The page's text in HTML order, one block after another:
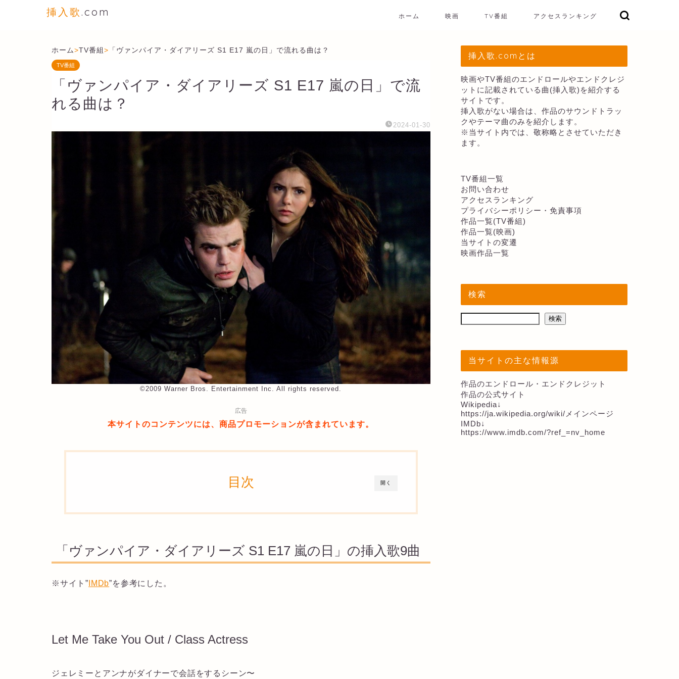
挿入歌.com ホーム 映画 TV番組 アクセスランキング
ホーム>TV番組> 「ヴァンパイア・ダイアリーズ S1 E17 嵐の日」で流れる曲は？
TV番組
「ヴァンパイア・ダイアリーズ S1 E17 嵐の日」で流
れる曲は？
2024-01-30
©︎2009 Warner Bros. Entertainment Inc. All rights reserved.
広告
本サイトのコンテンツには、商品プロモーションが含まれています。
開く
目次
「ヴァンパイア・ダイアリーズ S1 E17 嵐の日」の挿入歌9曲
※サイト” IMDb”を参考にした。
Let Me Take You Out / Class Actress
ジェレミーとアンナがダイナーで会話をするシーン〜
挿入歌.comとは
映画やTV番組のエンドロールやエンドクレジ
ットに記載されている曲(挿入歌)を紹介する
サイトです。
挿入歌がない場合は、作品のサウンドトラッ
クやテーマ曲のみを紹介します。
※当サイト内では、敬称略とさせていただき
ます。
TV番組一覧
お問い合わせ
アクセスランキング
プライバシーポリシー・免責事項
作品一覧(TV番組)
作品一覧(映画)
当サイトの変遷
映画作品一覧
検索
検索
当サイトの主な情報源
作品のエンドロール・エンドクレジット
作品の公式サイト
Wikipedia↓
https://ja.wikipedia.org/wiki/メインページ
IMDb↓
https://www.imdb.com/?ref_=nv_home